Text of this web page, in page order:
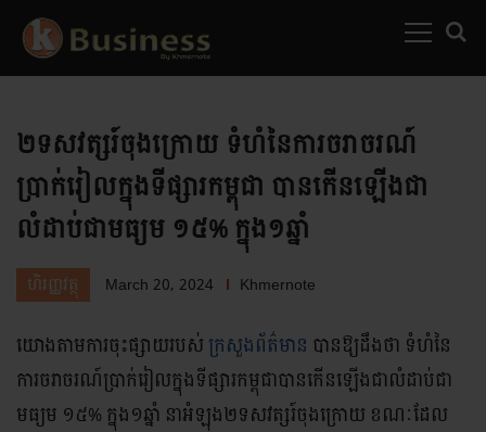
២ទសវត្សរ៍ចុងក្រោយ ទំហំនៃការចរាចរណ៍
ប្រាក់រៀលក្នុងទីផ្សារកម្ពុជា បានកើនឡើងជា
លំដាប់ជាមធ្យម ១៥% ក្នុង១ឆ្នាំ
ហិរញ្ញវត្ថុ March 20, 2024 Khmernote
យោងតាមការចុះផ្សាយរបស់ ក្រសួងព័ត៌មាន បានឱ្យដឹងថា ទំហំនៃ
ការចរាចរណ៍ប្រាក់រៀលក្នុងទីផ្សារកម្ពុជាបានកើនឡើងជាលំដាប់ជា
មធ្យម ១៥% ក្នុង១ឆ្នាំ នាអំឡុង២ទសវត្សរ៍ចុងក្រោយ ខណៈដែល